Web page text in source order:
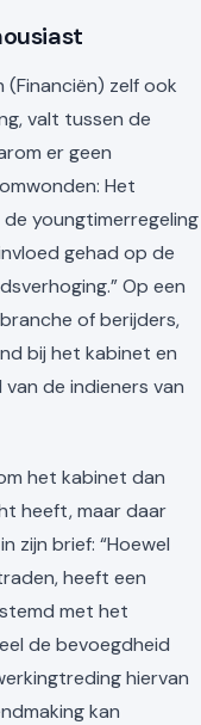
zelf ook
valt tussen de
er geen
Het
youngtimerregeling
gehad op de
Op een
of berijders,
bij het kabinet en
de indieners van
het kabinet dan
heeft, maar daar
zijn brief: “Hoewel
heeft een
met het
de bevoegdheid
hiervan
kan